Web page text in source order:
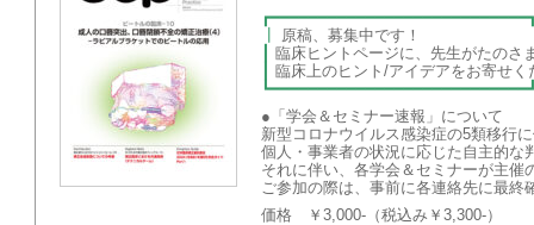
原稿、募集
臨床ヒントページに、先生がたの
臨床上のヒント/アイデアを
●「学会＆セミナー速報」について
新型コロナウイルス感染症の5類移行
個人・事業者の状況に応じた自主的な
それに伴い、各学会＆セミナーが主
ご参加の際は、事前に各連絡先に最
価格 ￥3,000-（税込み￥3,300-）